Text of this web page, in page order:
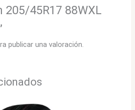
205/45R17 88WXL
publicar una valoración.